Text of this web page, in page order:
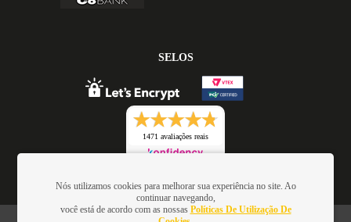
SELOS
1471 avaliações reais
Nós utilizamos cookies para melhorar sua experiência no site. Ao
continuar navegando,
você está de acordo com as nossas Políticas De Utilização De